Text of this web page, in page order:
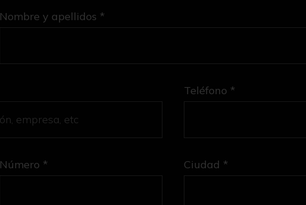
Nombre y apellidos *
Teléfono *
Número * Ciudad *